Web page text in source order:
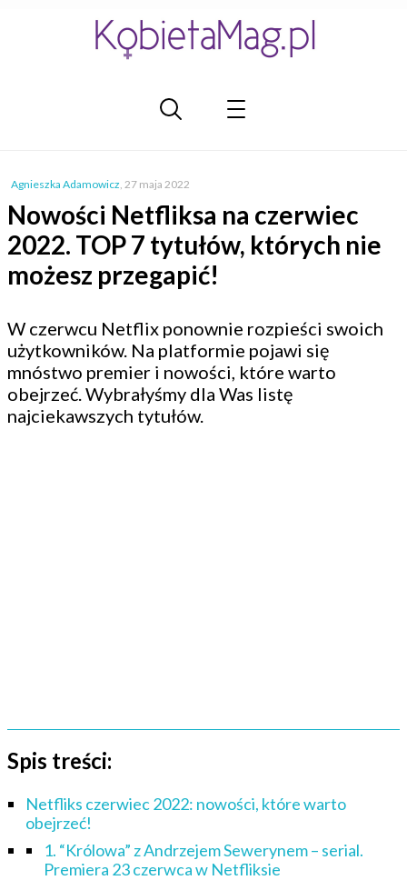
Agnieszka Adamowicz, 27 maja 2022
Nowości Netfliksa na czerwiec
2022. TOP 7 tytułów, których nie
możesz przegapić!
W czerwcu Netflix ponownie rozpieści swoich
użytkowników. Na platformie pojawi się
mnóstwo premier i nowości, które warto
obejrzeć. Wybrałyśmy dla Was listę
najciekawszych tytułów.
Spis treści:
Netfliks czerwiec 2022: nowości, które warto
obejrzeć!
1. “Królowa” z Andrzejem Sewerynem – serial.
Premiera 23 czerwca w Netfliksie